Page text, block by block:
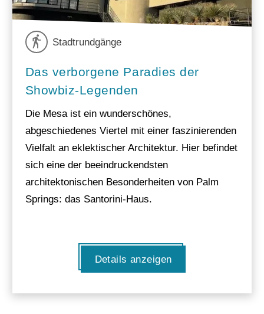
Stadtrundgänge
Das verborgene Paradies der
Showbiz-Legenden
Die Mesa ist ein wunderschönes,
abgeschiedenes Viertel mit einer faszinierenden
Vielfalt an eklektischer Architektur. Hier befindet
sich eine der beeindruckendsten
architektonischen Besonderheiten von Palm
Springs: das Santorini-Haus.
Details anzeigen